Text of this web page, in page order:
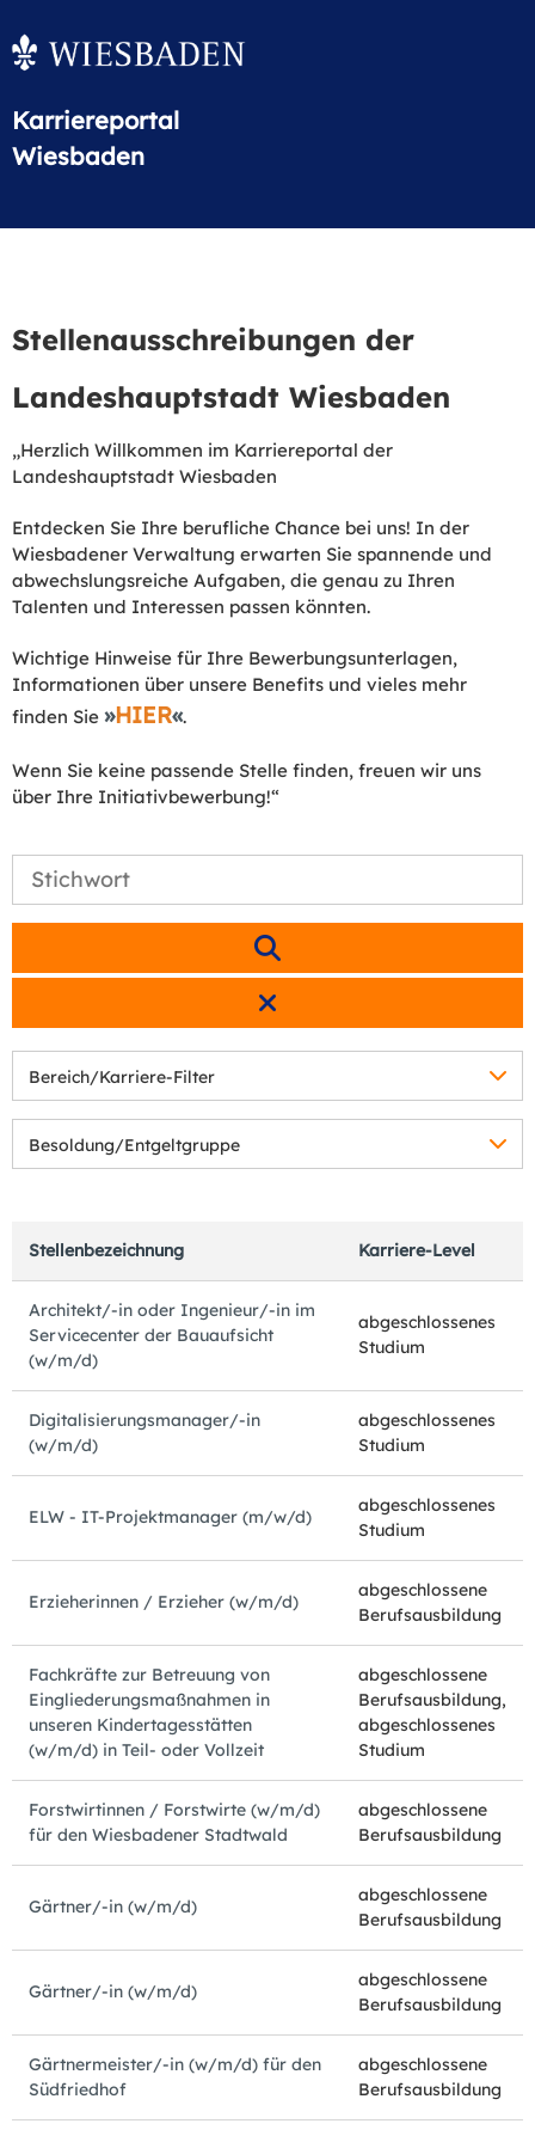
Karriereportal
Wiesbaden
Stellenausschreibungen der
Landeshauptstadt Wiesbaden
„Herzlich Willkommen im Karriereportal der
Landeshauptstadt Wiesbaden
Entdecken Sie Ihre berufliche Chance bei uns! In der
Wiesbadener Verwaltung erwarten Sie spannende und
abwechslungsreiche Aufgaben, die genau zu Ihren
Talenten und Interessen passen könnten.
Wichtige Hinweise für Ihre Bewerbungsunterlagen,
Informationen über unsere Benefits und vieles mehr
finden Sie
HIER .
Wenn Sie keine passende Stelle finden, freuen wir uns
über Ihre Initiativbewerbung!“
Bereich/Karriere-Filter
Besoldung/Entgeltgruppe
Stellenbezeichnung Karriere-Level
Architekt/-in oder Ingenieur/-in im
Servicecenter der Bauaufsicht
(w/m/d)
abgeschlossenes
Studium
Digitalisierungsmanager/-in
(w/m/d)
abgeschlossenes
Studium
ELW - IT-Projektmanager (m/w/d)
abgeschlossenes
Studium
Erzieherinnen / Erzieher (w/m/d)
abgeschlossene
Berufsausbildung
Fachkräfte zur Betreuung von
Eingliederungsmaßnahmen in
unseren Kindertagesstätten
(w/m/d) in Teil- oder Vollzeit
abgeschlossene
Berufsausbildung,
abgeschlossenes
Studium
Forstwirtinnen / Forstwirte (w/m/d)
für den Wiesbadener Stadtwald
abgeschlossene
Berufsausbildung
Gärtner/-in (w/m/d)
abgeschlossene
Berufsausbildung
Gärtner/-in (w/m/d)
abgeschlossene
Berufsausbildung
Gärtnermeister/-in (w/m/d) für den
Südfriedhof
abgeschlossene
Berufsausbildung